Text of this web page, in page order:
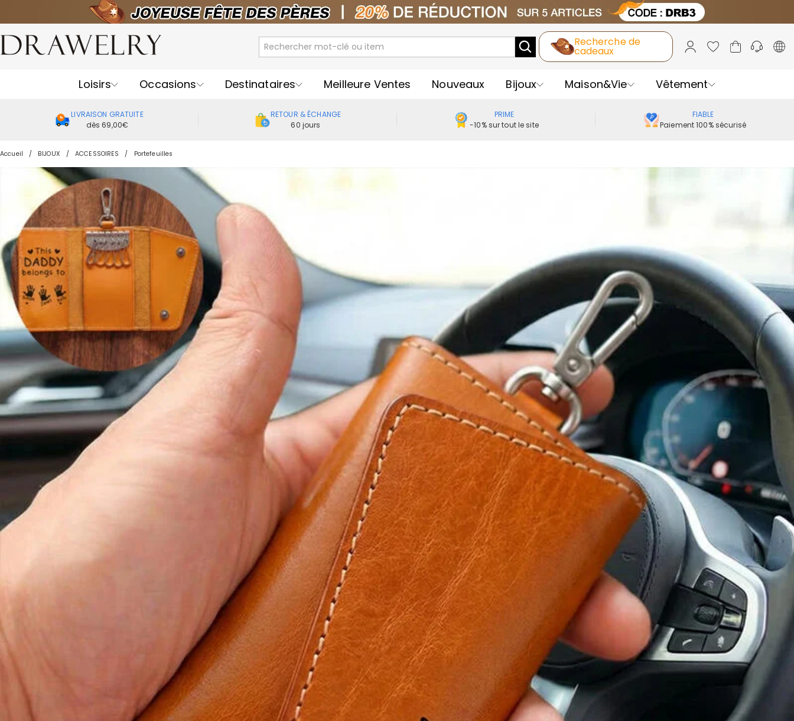
Recherche de
cadeaux
Loisirs Occasions Destinataires Meilleure Ventes Nouveaux Bijoux Maison&Vie Vêtement
LIVRAISON GRATUITE
dès 69,00€
RETOUR & ÉCHANGE
60 jours
PRIME
-10% sur tout le site
FIABLE
Paiement 100% sécurisé
Accueil BIJOUX ACCESSOIRES Portefeuilles